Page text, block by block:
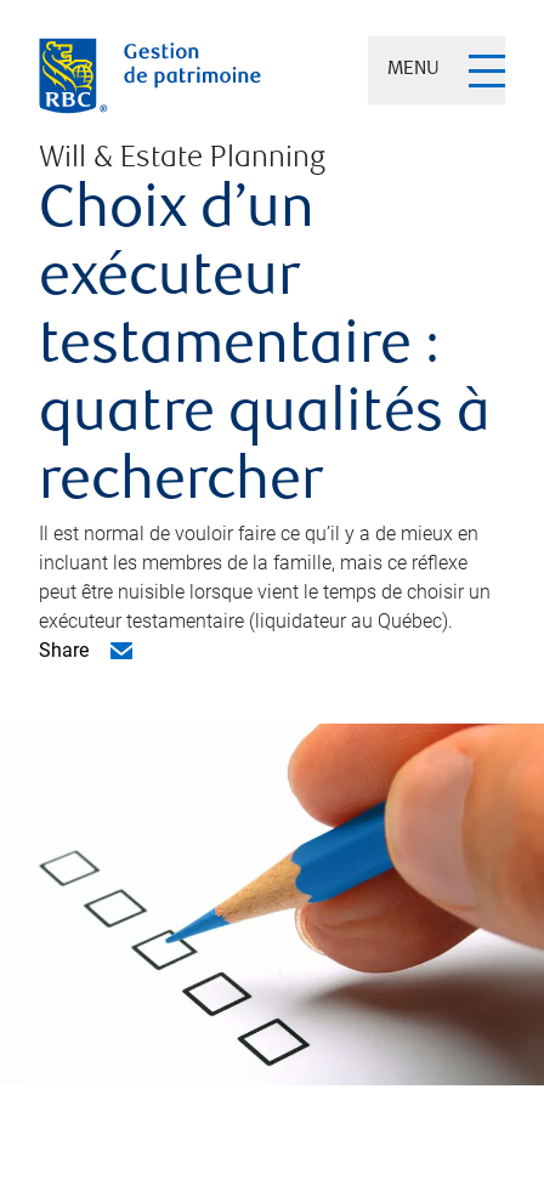
MENU
Will & Estate Planning
Choix d’un
exécuteur
testamentaire :
quatre qualités à
rechercher
Il est normal de vouloir faire ce qu’il y a de mieux en
incluant les membres de la famille, mais ce réflexe
peut être nuisible lorsque vient le temps de choisir un
exécuteur testamentaire (liquidateur au Québec).
Share